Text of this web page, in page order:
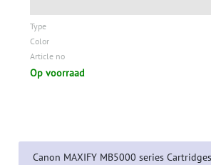
Type
Color
Article no
Op voorraad
Canon MAXIFY MB5000 series